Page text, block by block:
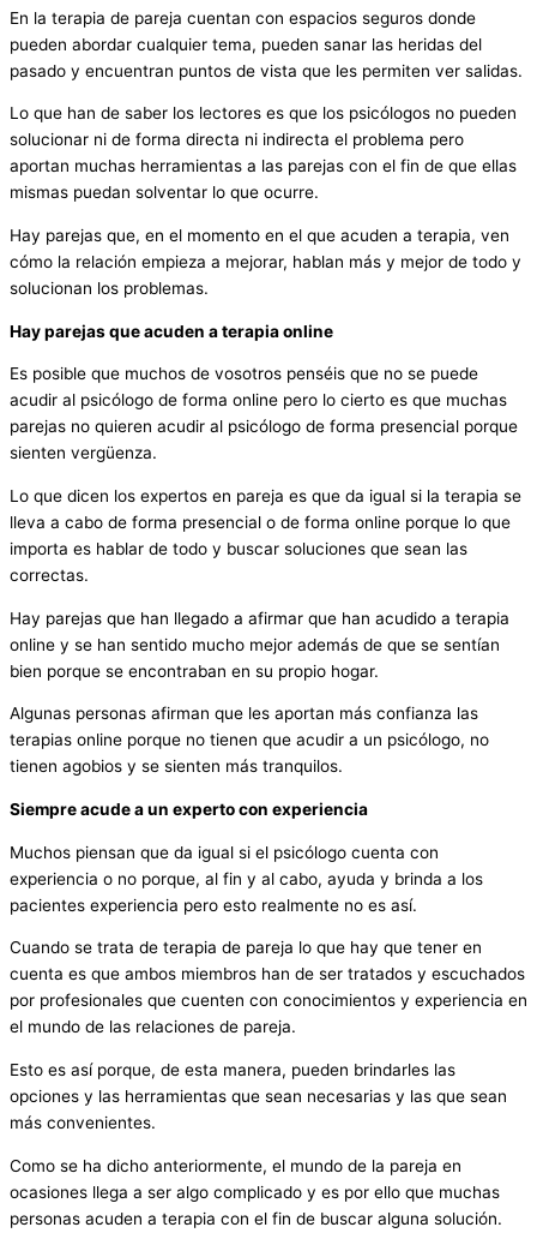
En la terapia de pareja cuentan con espacios seguros donde
pueden abordar cualquier tema, pueden sanar las heridas del
pasado y encuentran puntos de vista que les permiten ver salidas.
Lo que han de saber los lectores es que los psicólogos no pueden
solucionar ni de forma directa ni indirecta el problema pero
aportan muchas herramientas a las parejas con el fin de que ellas
mismas puedan solventar lo que ocurre.
Hay parejas que, en el momento en el que acuden a terapia, ven
cómo la relación empieza a mejorar, hablan más y mejor de todo y
solucionan los problemas.
Hay parejas que acuden a terapia online
Es posible que muchos de vosotros penséis que no se puede
acudir al psicólogo de forma online pero lo cierto es que muchas
parejas no quieren acudir al psicólogo de forma presencial porque
sienten vergüenza.
Lo que dicen los expertos en pareja es que da igual si la terapia se
lleva a cabo de forma presencial o de forma online porque lo que
importa es hablar de todo y buscar soluciones que sean las
correctas.
Hay parejas que han llegado a afirmar que han acudido a terapia
online y se han sentido mucho mejor además de que se sentían
bien porque se encontraban en su propio hogar.
Algunas personas afirman que les aportan más confianza las
terapias online porque no tienen que acudir a un psicólogo, no
tienen agobios y se sienten más tranquilos.
Siempre acude a un experto con experiencia
Muchos piensan que da igual si el psicólogo cuenta con
experiencia o no porque, al fin y al cabo, ayuda y brinda a los
pacientes experiencia pero esto realmente no es así.
Cuando se trata de terapia de pareja lo que hay que tener en
cuenta es que ambos miembros han de ser tratados y escuchados
por profesionales que cuenten con conocimientos y experiencia en
el mundo de las relaciones de pareja.
Esto es así porque, de esta manera, pueden brindarles las
opciones y las herramientas que sean necesarias y las que sean
más convenientes.
Como se ha dicho anteriormente, el mundo de la pareja en
ocasiones llega a ser algo complicado y es por ello que muchas
personas acuden a terapia con el fin de buscar alguna solución.